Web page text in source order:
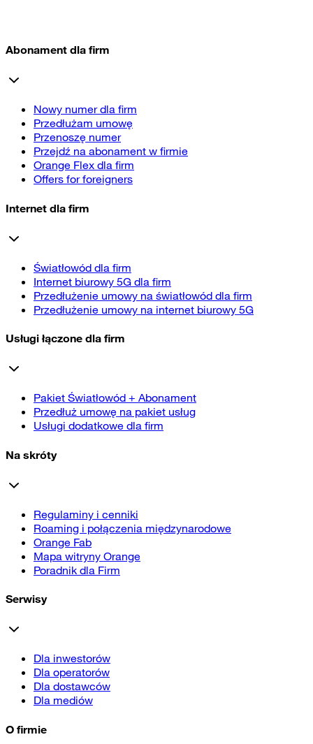
Abonament dla firm
Nowy numer dla firm
Przedłużam umowę
Przenoszę numer
Przejdź na abonament w firmie
Orange Flex dla firm
Offers for foreigners
Internet dla firm
Światłowód dla firm
Internet biurowy 5G dla firm
Przedłużenie umowy na światłowód dla firm
Przedłużenie umowy na internet biurowy 5G
Usługi łączone dla firm
Pakiet Światłowód + Abonament
Przedłuż umowę na pakiet usług
Usługi dodatkowe dla firm
Na skróty
Regulaminy i cenniki
Roaming i połączenia międzynarodowe
Orange Fab
Mapa witryny Orange
Poradnik dla Firm
Serwisy
Dla inwestorów
Dla operatorów
Dla dostawców
Dla mediów
O firmie